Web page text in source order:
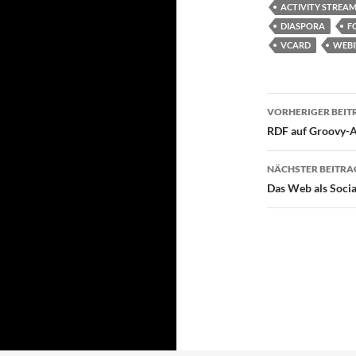
ACTIVITY
DIASPORA
VCARD
VORHERIGER
RDF auf Groovy-
NÄCHSTER
Das Web als